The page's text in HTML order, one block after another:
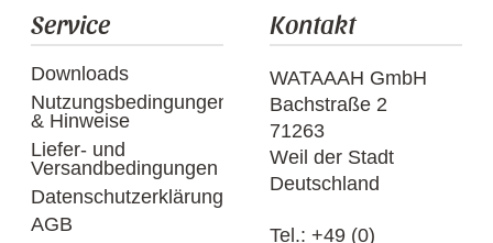
Service
Downloads
Nutzungsbedingungen
& Hinweise
Liefer- und
Versandbedingungen
Datenschutzerklärung
AGB
Kontakt
WATAAAH GmbH
Bachstraße 2
71263
Weil der Stadt
Deutschland
Tel.: +49 (0)